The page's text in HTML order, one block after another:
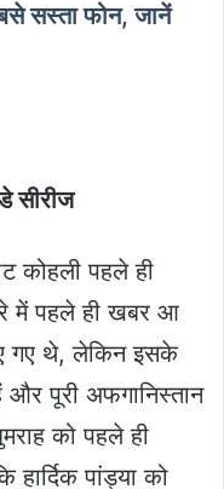
सस्ता फोन, जानें
सीरीज
कोहली पहले ही
में पहले ही खबर आ
गए थे, लेकिन इसके
और पूरी अफगानिस्तान
को पहले ही
पांड्या को